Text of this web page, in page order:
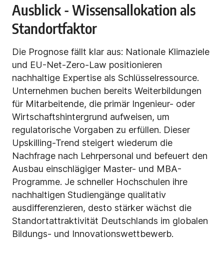
Ausblick - Wissensallokation als
Standortfaktor
Die Prognose fällt klar aus: Nationale Klimaziele
und EU-Net-Zero-Law positionieren
nachhaltige Expertise als Schlüsselressource.
Unternehmen buchen bereits Weiterbildungen
für Mitarbeitende, die primär Ingenieur- oder
Wirtschaftshintergrund aufweisen, um
regulatorische Vorgaben zu erfüllen. Dieser
Upskilling-Trend steigert wiederum die
Nachfrage nach Lehrpersonal und befeuert den
Ausbau einschlägiger Master- und MBA-
Programme. Je schneller Hochschulen ihre
nachhaltigen Studiengänge qualitativ
ausdifferenzieren, desto stärker wächst die
Standortattraktivität Deutschlands im globalen
Bildungs- und Innovationswettbewerb.